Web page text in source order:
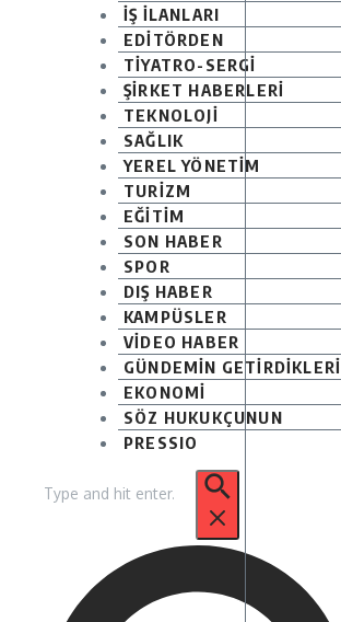
İŞ İLANLARI
EDİTÖRDEN
TİYATRO-SERGİ
ŞİRKET HABERLERİ
TEKNOLOJİ
SAĞLIK
YEREL YÖNETİM
TURİZM
EĞİTİM
SON HABER
SPOR
DIŞ HABER
KAMPÜSLER
VİDEO HABER
GÜNDEMİN GETİRDİKLERİ
EKONOMİ
SÖZ HUKUKÇUNUN
PRESSIO